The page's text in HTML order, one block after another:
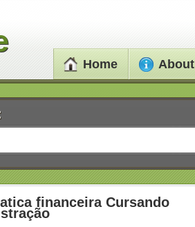
Home About
financeira Cursando